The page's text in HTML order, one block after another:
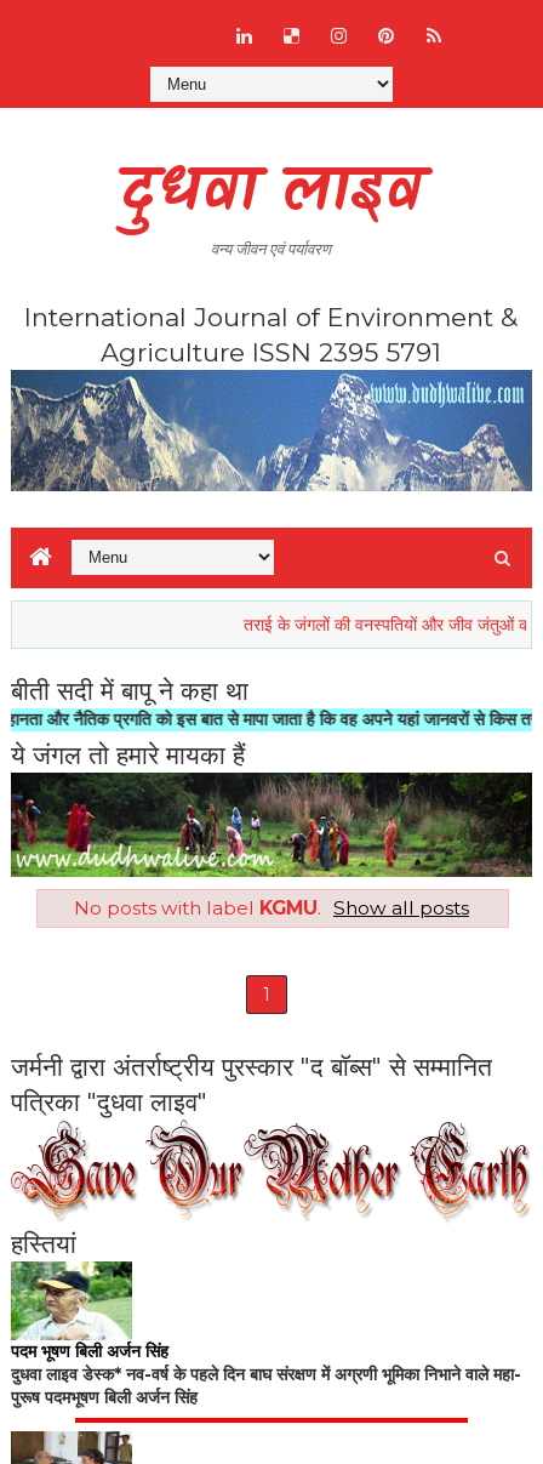
दुधवा लाइव
वन्य जीवन एवं पर्यावरण
International Journal of Environment &
Agriculture ISSN 2395 5791
तराई के जंगलों की वनस्पतियों और जीव जंतुओं की
बीती सदी में बापू ने कहा था
नैतिक प्रगति को इस बात से मापा जाता है कि वह अपने यहां जानवरों से किस तरह का
ये जंगल तो हमारे मायका हैं
No posts with label KGMU. Show all posts
1
जर्मनी द्वारा अंतर्राष्ट्रीय पुरस्कार "द बॉब्स" से सम्मानित
पत्रिका "दुधवा लाइव"
हस्तियां
पदम भूषण बिली अर्जन सिंह
दुधवा लाइव डेस्क* नव-वर्ष के पहले दिन बाघ संरक्षण में अग्रणी भूमिका निभाने वाले महा-
पुरूष पदमभूषण बिली अर्जन सिंह